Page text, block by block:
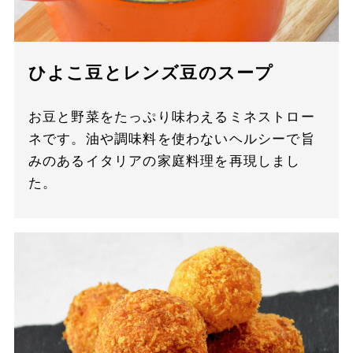
ひよこ豆とレンズ豆のスープ
お豆と野菜をたっぷり味わえるミネストロー
ネです。油や調味料を使わないヘルシーで旨
みのあるイタリアの家庭料理を再現しまし
た。